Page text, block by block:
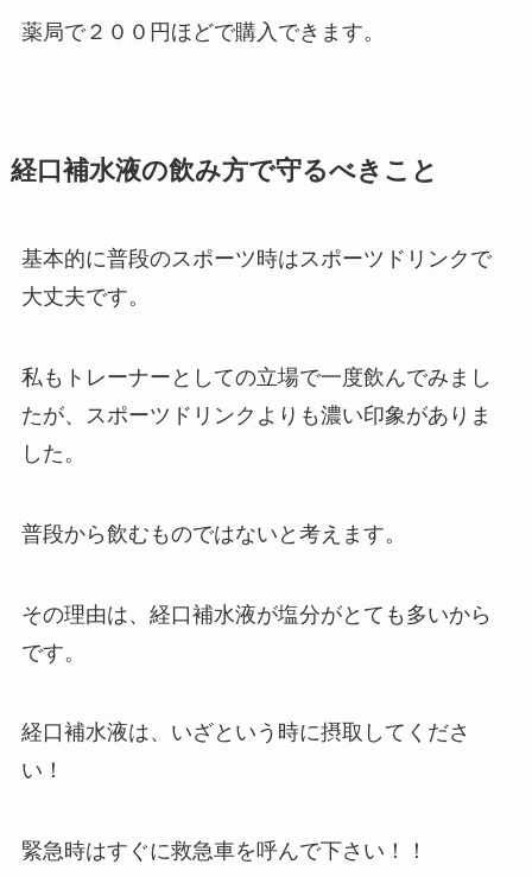
薬局で２００円ほどで購入できます。
経口補水液の飲み方で守るべきこと
基本的に普段のスポーツ時はスポーツドリンクで
大丈夫です。
私もトレーナーとしての立場で一度飲んでみまし
たが、スポーツドリンクよりも濃い印象がありま
した。
普段から飲むものではないと考えます。
その理由は、 経口補水液が塩分がとても多いから
です。
経口補水液は、いざという時に摂取してくださ
い！
緊急時はすぐに救急車を呼んで下さい！！